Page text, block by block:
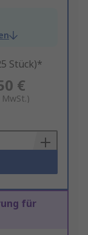
Stück)*
€
MwSt.)
für